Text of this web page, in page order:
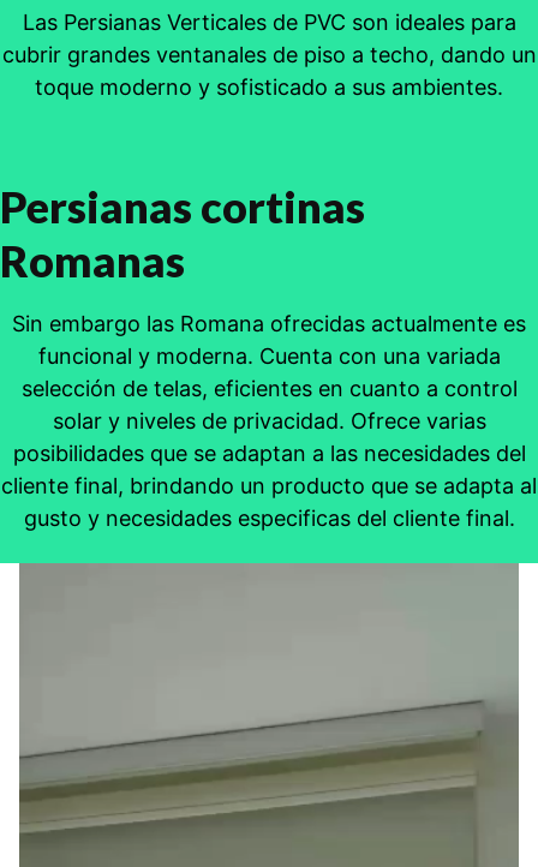
Las Persianas Verticales de PVC son ideales para
cubrir grandes ventanales de piso a techo, dando un
toque moderno y sofisticado a sus ambientes.
Persianas cortinas
Romanas
Sin embargo las Romana ofrecidas actualmente es
funcional y moderna. Cuenta con una variada
selección de telas, eficientes en cuanto a control
solar y niveles de privacidad. Ofrece varias
posibilidades que se adaptan a las necesidades del
cliente final, brindando un producto que se adapta al
gusto y necesidades especificas del cliente final.